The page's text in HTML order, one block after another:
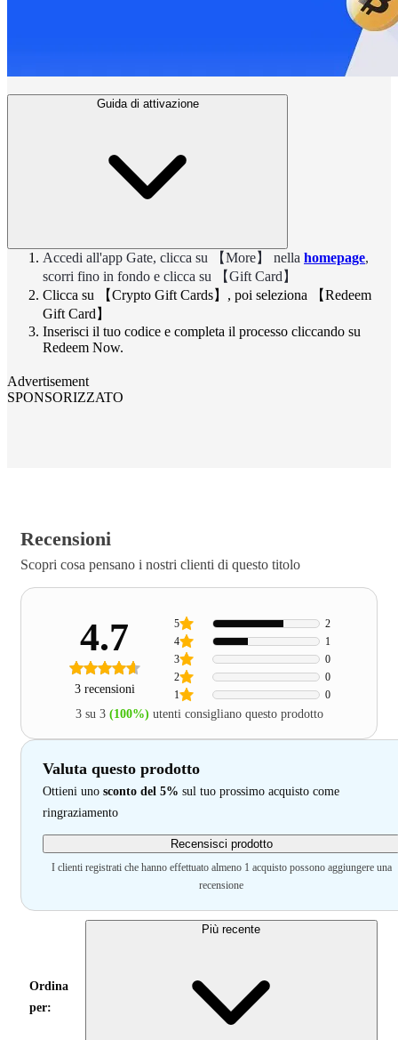
Guida di attivazione
Accedi all'app Gate, clicca su 【More】 nella homepage,
scorri fino in fondo e clicca su 【Gift Card】
Clicca su 【Crypto Gift Cards】, poi seleziona 【Redeem
Gift Card】
Inserisci il tuo codice e completa il processo cliccando su
Redeem Now.
Advertisement
SPONSORIZZATO
Recensioni
Scopri cosa pensano i nostri clienti di questo titolo
4.7
3 recensioni 1 0
2 0
3 0
4 1
5 2
3 su 3 (100%) utenti consigliano questo prodotto
Valuta questo prodotto
Ottieni uno sconto del 5% sul tuo prossimo acquisto come
ringraziamento
Recensisci prodotto
I clienti registrati che hanno effettuato almeno 1 acquisto possono aggiungere una
recensione
Ordina
per:
Più recente